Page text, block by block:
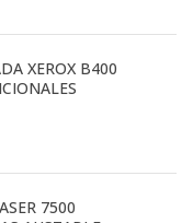
XEROX B400
7500